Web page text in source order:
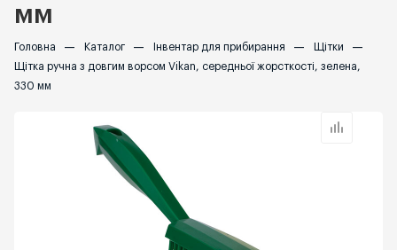
мм
Головна — Каталог — Інвентар для прибирання — Щітки —
Щітка ручна з довгим ворсом Vikan, середньої жорсткості, зелена,
330 мм